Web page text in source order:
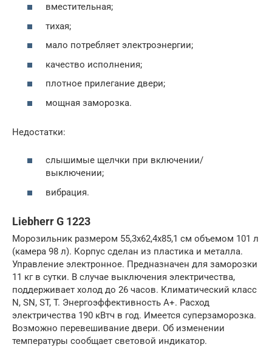
вместительная;
тихая;
мало потребляет электроэнергии;
качество исполнения;
плотное прилегание двери;
мощная заморозка.
Недостатки:
слышимые щелчки при включении/
выключении;
вибрация.
Liebherr G 1223
Морозильник размером 55,3х62,4х85,1 см объемом 101 л
(камера 98 л). Корпус сделан из пластика и металла.
Управление электронное. Предназначен для заморозки
11 кг в сутки. В случае выключения электричества,
поддерживает холод до 26 часов. Климатический класс
N, SN, ST, T. Энергоэффективность А+. Расход
электричества 190 кВтч в год. Имеется суперзаморозка.
Возможно перевешивание двери. Об изменении
температуры сообщает световой индикатор.